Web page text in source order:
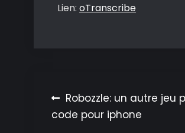
Lien: oTranscribe
Navigation
de
Robozzle: un autre jeu
code pour iphone